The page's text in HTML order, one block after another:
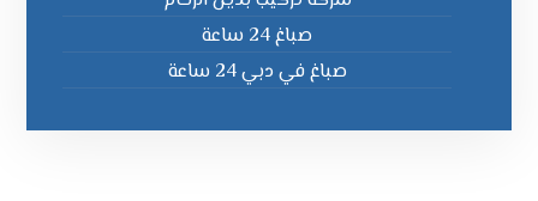
صباغ 24 ساعة
صباغ في دبي 24 ساعة